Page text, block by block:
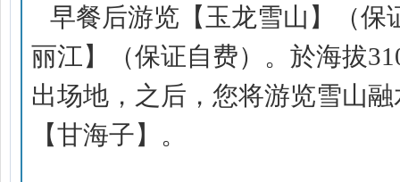
早餐后游览【玉龙雪山】（保
丽江】（保证自费）。於海拔
出场地，之后，您将游览雪山
【甘海子】。